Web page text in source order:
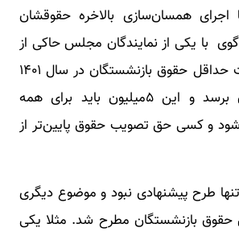
اجرای همسان‌سازی بالاخره حقوقشان
با یکی از نمایندگان مجلس حاکی از
آن بود که قرار است حداقل حقوق بازنشستگان در سال ١۴٠١
به ۵میلیون تومان برسد و این ۵میلیون باید برای همه
شود و کسی حق تصویب حقوق پایین‌تر از
طرح پیشنهادی نبود و موضوع دیگری
حقوق بازنشستگان مطرح شد. مثلا یکی